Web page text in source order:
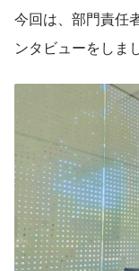
今回は、部門責任
ンタビューをしま